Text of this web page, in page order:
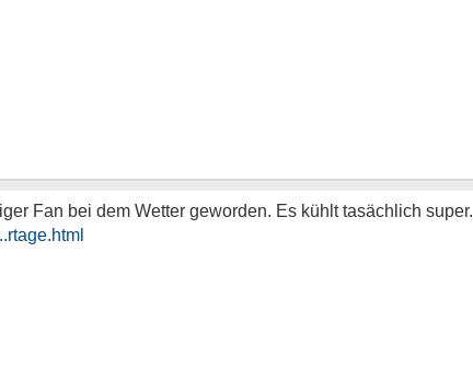
Fan bei dem Wetter geworden. Es kühlt tasächlich super.